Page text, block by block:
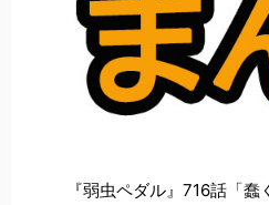
『弱虫ペダル』716話「